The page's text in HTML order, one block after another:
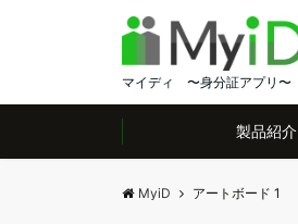
マイディ 〜身分証アプリ〜
製品紹介
MyiD アートボード 1